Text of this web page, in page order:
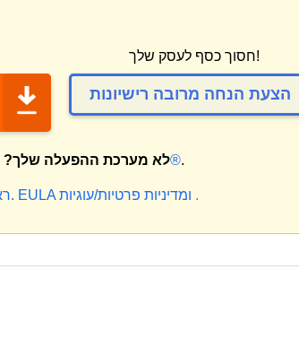
חסוך כסף לעסק שלך!
הצעת הנחה מרובה רישיונות
לא מערכת ההפעלה שלך?מק®.
* ראה להלן הצעת ניסיון חינם. EULA ומדיניות פרטיות/עוגיות .